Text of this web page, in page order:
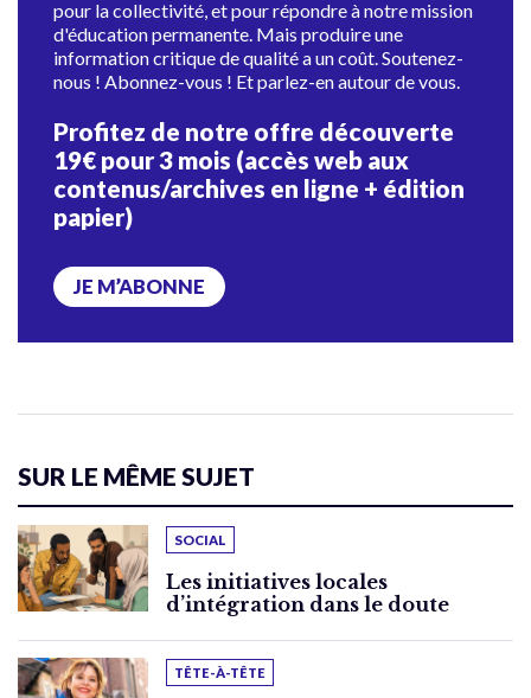
pour la collectivité, et pour répondre à notre mission
d'éducation permanente. Mais produire une
information critique de qualité a un coût. Soutenez-
nous ! Abonnez-vous ! Et parlez-en autour de vous.
Profitez de notre offre découverte
19€ pour 3 mois (accès web aux
contenus/archives en ligne + édition
papier)
JE M’ABONNE
SUR LE MÊME SUJET
SOCIAL
Les initiatives locales
d’intégration dans le doute
TÊTE-À-TÊTE